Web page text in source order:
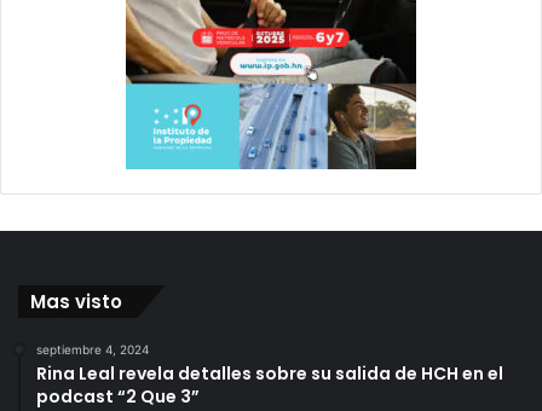
Mas visto
septiembre 4, 2024
Rina Leal revela detalles sobre su salida de HCH en el
podcast “2 Que 3”